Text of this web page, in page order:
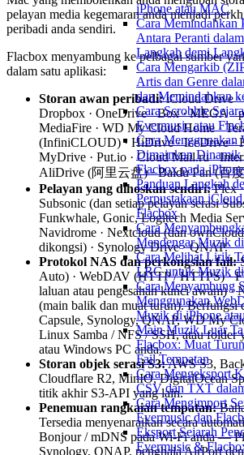
iPhone atau MAC
Cara Memindahkan
Antara Peranti
Langkah demi
Cara Mengarkib
Artis dan Genre
dan Memindahkan
Cara Scrobble
Evermusic atau
Cara Menggunakan
Dimainkan Dinamik
Flacbox pada
Panduan Langkah
Perpustakaan
Flacbox
Cara
Mendengar Muzik
Cara Melihat Lirik
LRC untuk Muzik
Cara Menyambung
Menggunakan
Muzik di iPhone
Main Muzik Luar
Flacbox: Muat
Fail Tempatan
Cara Mengeksport
CSV dan TXT
Cara Mengimport
Evermusic dan
Eksport Sejarah
Evermusic &
pelayan media kegemaran anda menjadi
peribadi anda sendiri.
Flacbox menyambung ke pelbagai sumber
dalam satu aplikasi:
Storan awan peribadi:iCloud Drive ·
Dropbox · OneDrive · Box · MEGA ·
MediaFire · WD My Cloud Home ·
(InfiniCLOUD) · HiDrive · IceDrive ·
MyDrive · Put.io · Cloud Mail.ru ·
AliDrive (阿里云盘) · Baidu Pan (百
Pelayan yang dihoskan sendiri:Plex
Subsonic (dan setiap pelayan serasi
Funkwhale, Gonic, Logitech Media
Navidrome · Nextcloud (dan
dikongsi) · Synology Drive · QNAP.
Protokol NAS dan perkongsian fail:
Auto) · WebDAV (HTTP / HTTPS) ·
laluan atau pengesahan kunci awam) ·
(main balik dan muat turun). Berfungsi
Capsule, Synology, QNAP, WD My
Linux Samba / NFS / SSH, atau folder
atau Windows PC anda.
Storan objek serasi S3:AWS S3,
Cloudflare R2, MinIO, DigitalOcean
titik akhir S3-API yang lain.
Penemuan rangkaian tempatan:
Tersedia menyenaraikan secara
Bonjour / mDNS pada Wi-Fi anda —
Synology, QNAP, penghala AirPort